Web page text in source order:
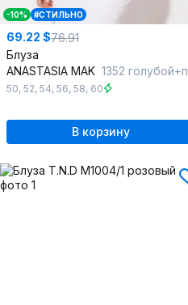
-10% #СТИЛЬНО
69.22 $76.91
Блуза
ANASTASIA MAK 1352 голубой+полоска
50, 52, 54, 56, 58, 60
В корзину